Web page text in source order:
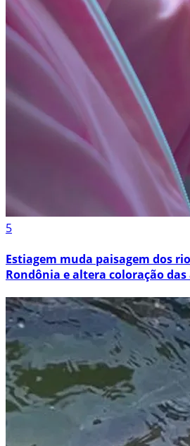
5
Estiagem muda paisagem dos
Rondônia e altera coloração das